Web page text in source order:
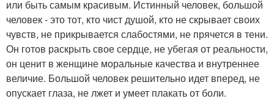
или быть самым красивым. Истинный человек, большой
человек - это тот, кто чист душой, кто не скрывает своих
чувств, не прикрывается слабостями, не прячется в тени.
Он готов раскрыть свое сердце, не убегая от реальности,
он ценит в женщине моральные качества и внутреннее
величие. Большой человек решительно идет вперед, не
опускает глаза, не лжет и умеет плакать от боли.